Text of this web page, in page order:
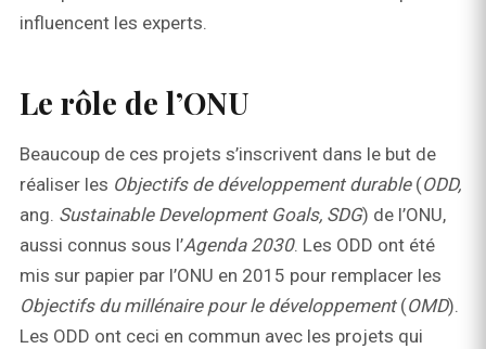
influencent les experts.
Le rôle de l’ONU
Beaucoup de ces projets s’inscrivent dans le but de
réaliser les Objectifs de développement durable (ODD,
ang. Sustainable Development Goals, SDG) de l’ONU,
aussi connus sous l’Agenda 2030. Les ODD ont été
mis sur papier par l’ONU en 2015 pour remplacer les
Objectifs du millénaire pour le développement(OMD).
Les ODD ont ceci en commun avec les projets qui